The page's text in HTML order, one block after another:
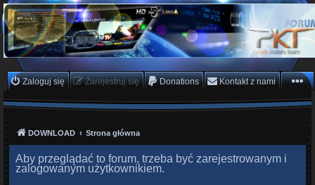
PKTeam - Polish Koders
Team
Hyperion, Enigma, E2, PKT, listy kanałów, oscam
Zaloguj się Zarejestruj się Donations Kontakt z nami
DOWNLOAD Strona główna
Aby przeglądać to forum, trzeba być zarejestrowanym i
zalogowanym użytkownikiem.